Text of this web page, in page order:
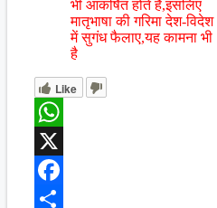
भी आकर्षित होते हैं,इसलिए
मातृभाषा की गरिमा देश-विदेश
में सुगंध फैलाए,यह कामना भी
है
Like
WhatsApp
X
Facebook